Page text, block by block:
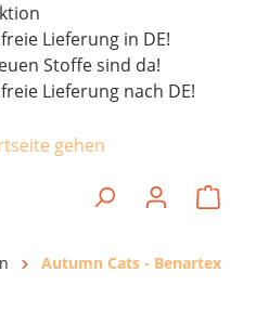
Lieferung in DE!
Stoffe sind da!
Lieferung nach DE!
Autumn Cats - Benartex